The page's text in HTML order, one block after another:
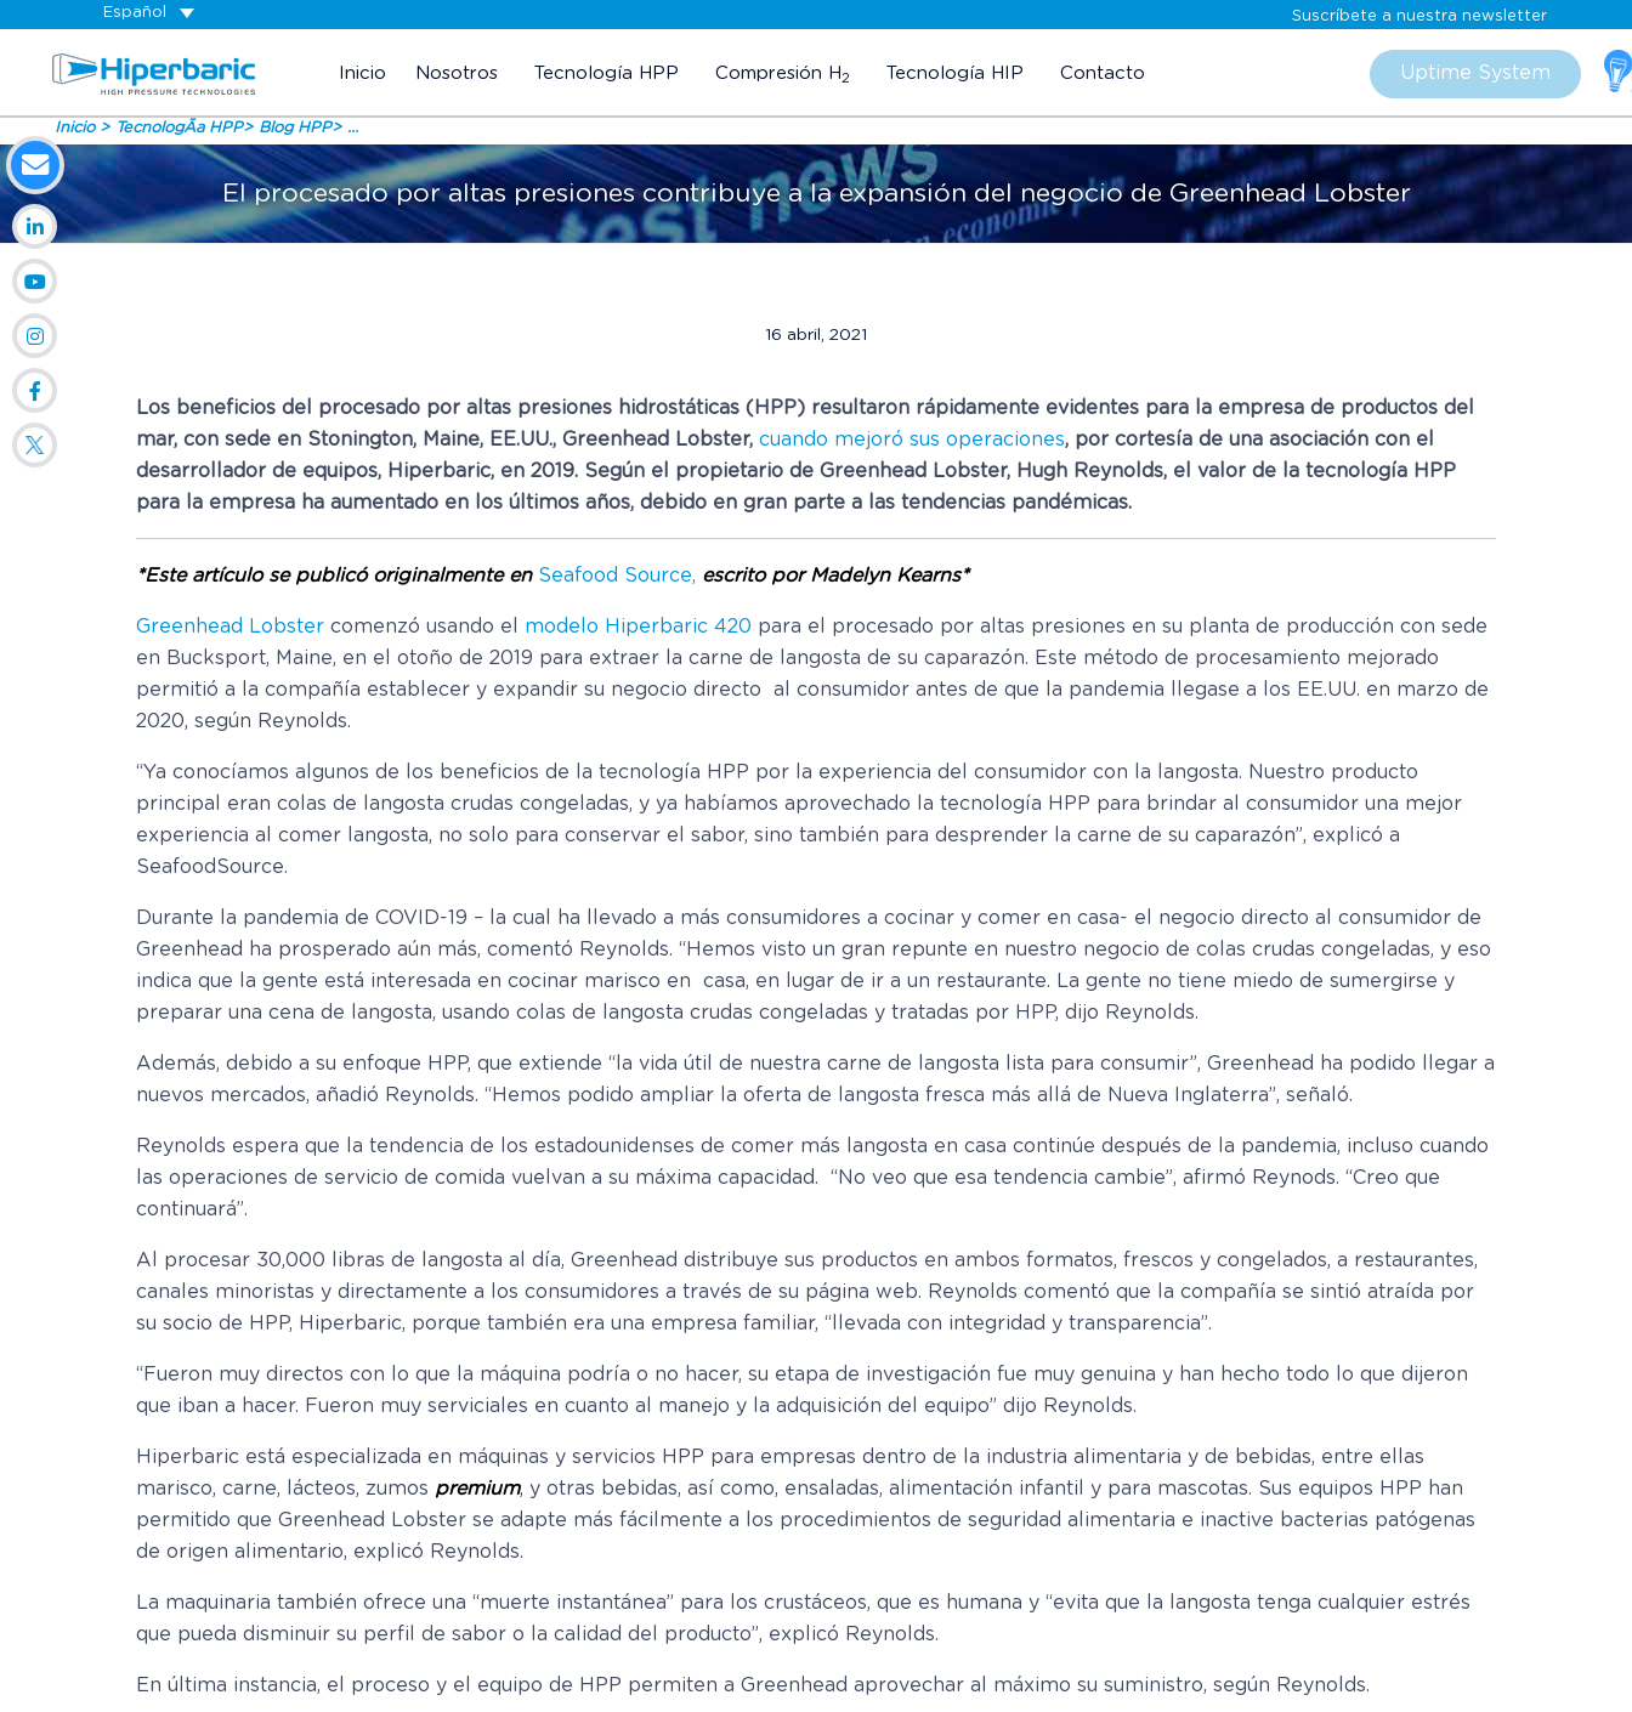
Español Suscríbete a nuestra newsletter
Inicio Nosotros Tecnología HPP Compresión H2 Tecnología HIP Contacto Uptime System
Inicio TecnologÃ­a HPP Blog HPP ...
El procesado por altas presiones contribuye a la expansión del negocio de Greenhead Lobster
16 abril, 2021
Los beneficios del procesado por altas presiones hidrostáticas (HPP) resultaron rápidamente evidentes para la empresa de productos del
mar, con sede en Stonington, Maine, EE.UU., Greenhead Lobster, cuando mejoró sus operaciones, por cortesía de una asociación con el
desarrollador de equipos, Hiperbaric, en 2019. Según el propietario de Greenhead Lobster, Hugh Reynolds, el valor de la tecnología HPP
para la empresa ha aumentado en los últimos años, debido en gran parte a las tendencias pandémicas.
*Este artículo se publicó originalmente en Seafood Source, escrito por Madelyn Kearns*
Greenhead Lobster comenzó usando el modelo Hiperbaric 420 para el procesado por altas presiones en su planta de producción con sede
en Bucksport, Maine, en el otoño de 2019 para extraer la carne de langosta de su caparazón. Este método de procesamiento mejorado
permitió a la compañía establecer y expandir su negocio directo al consumidor antes de que la pandemia llegase a los EE.UU. en marzo de
2020, según Reynolds.
“Ya conocíamos algunos de los beneficios de la tecnología HPP por la experiencia del consumidor con la langosta. Nuestro producto
principal eran colas de langosta crudas congeladas, y ya habíamos aprovechado la tecnología HPP para brindar al consumidor una mejor
experiencia al comer langosta, no solo para conservar el sabor, sino también para desprender la carne de su caparazón”, explicó a
SeafoodSource.
Durante la pandemia de COVID-19 – la cual ha llevado a más consumidores a cocinar y comer en casa- el negocio directo al consumidor de
Greenhead ha prosperado aún más, comentó Reynolds. “Hemos visto un gran repunte en nuestro negocio de colas crudas congeladas, y eso
indica que la gente está interesada en cocinar marisco en casa, en lugar de ir a un restaurante. La gente no tiene miedo de sumergirse y
preparar una cena de langosta, usando colas de langosta crudas congeladas y tratadas por HPP, dijo Reynolds.
Además, debido a su enfoque HPP, que extiende “la vida útil de nuestra carne de langosta lista para consumir”, Greenhead ha podido llegar a
nuevos mercados, añadió Reynolds. “Hemos podido ampliar la oferta de langosta fresca más allá de Nueva Inglaterra”, señaló.
Reynolds espera que la tendencia de los estadounidenses de comer más langosta en casa continúe después de la pandemia, incluso cuando
las operaciones de servicio de comida vuelvan a su máxima capacidad. “No veo que esa tendencia cambie”, afirmó Reynods. “Creo que
continuará”.
Al procesar 30,000 libras de langosta al día, Greenhead distribuye sus productos en ambos formatos, frescos y congelados, a restaurantes,
canales minoristas y directamente a los consumidores a través de su página web. Reynolds comentó que la compañía se sintió atraída por
su socio de HPP, Hiperbaric, porque también era una empresa familiar, “llevada con integridad y transparencia”.
“Fueron muy directos con lo que la máquina podría o no hacer, su etapa de investigación fue muy genuina y han hecho todo lo que dijeron
que iban a hacer. Fueron muy serviciales en cuanto al manejo y la adquisición del equipo” dijo Reynolds.
Hiperbaric está especializada en máquinas y servicios HPP para empresas dentro de la industria alimentaria y de bebidas, entre ellas
marisco, carne, lácteos, zumos premium, y otras bebidas, así como, ensaladas, alimentación infantil y para mascotas. Sus equipos HPP han
permitido que Greenhead Lobster se adapte más fácilmente a los procedimientos de seguridad alimentaria e inactive bacterias patógenas
de origen alimentario, explicó Reynolds.
La maquinaria también ofrece una “muerte instantánea” para los crustáceos, que es humana y “evita que la langosta tenga cualquier estrés
que pueda disminuir su perfil de sabor o la calidad del producto”, explicó Reynolds.
En última instancia, el proceso y el equipo de HPP permiten a Greenhead aprovechar al máximo su suministro, según Reynolds.